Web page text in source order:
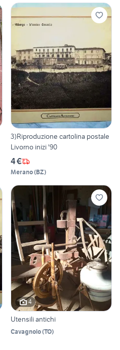
3)Riproduzione cartolina postale
Livorno inizi '90
4 €
Merano(BZ)
4
Utensili antichi
Cavagnolo(TO)